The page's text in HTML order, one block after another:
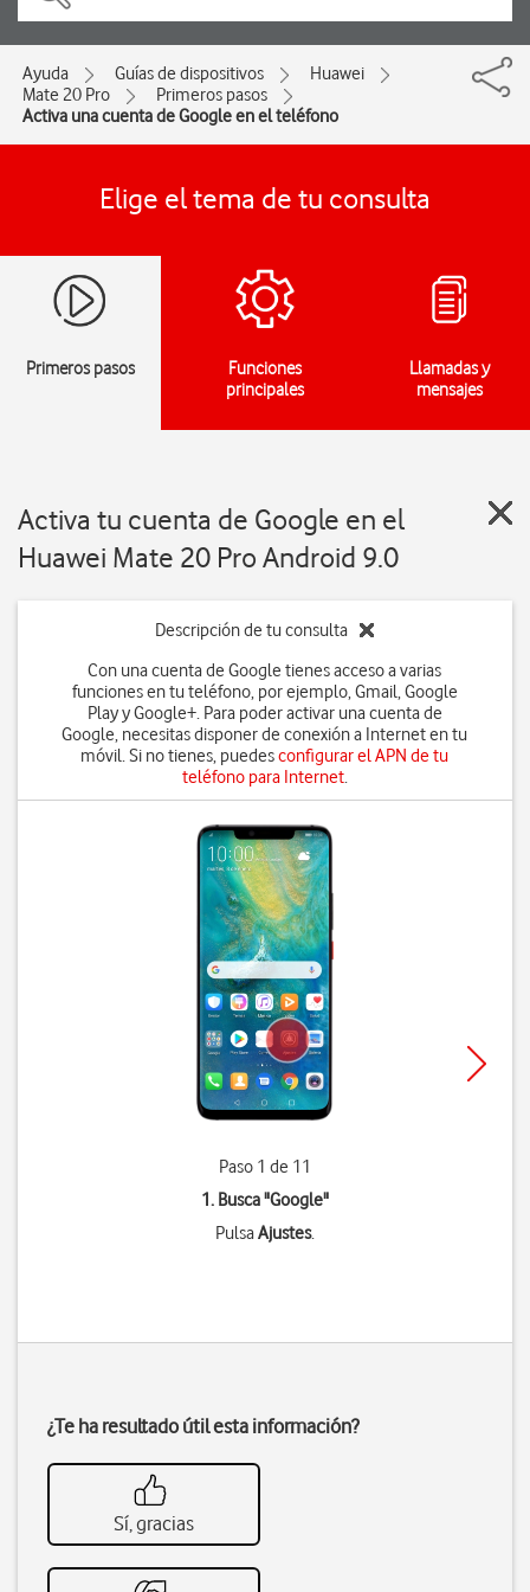
Ayuda Guías de dispositivos
Huawei
Mate 20 Pro
Primeros pasos
Activa una cuenta de Google en el teléfono
Elige el tema de tu consulta
Primeros pasos
Funciones
principales
Llamadas y
mensajes
Activa tu cuenta de Google en el
Huawei Mate 20 Pro Android 9.0
Descripción de tu consulta
Con una cuenta de Google tienes acceso a varias
funciones en tu teléfono, por ejemplo, Gmail, Google
Play y Google+. Para poder activar una cuenta de
Google, necesitas disponer de conexión a Internet en tu
móvil. Si no tienes, puedesconfigurar el APN de tu
teléfono para Internet.
Paso 1 de 11
1. Busca "Google"
PulsaAjustes.
¿Te ha resultado útil esta información?
Sí, gracias